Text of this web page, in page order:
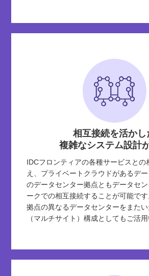
相互接続を活かし
複雑なシステム設計
IDCフロンティアの各種サービスとの
え、プライベートクラウドがあるデ
のデータセンター拠点ともデータセ
ークでの相互接続することが可能です
拠点の異なるデータセンターをまた
（マルチサイト）構成としてもご活用